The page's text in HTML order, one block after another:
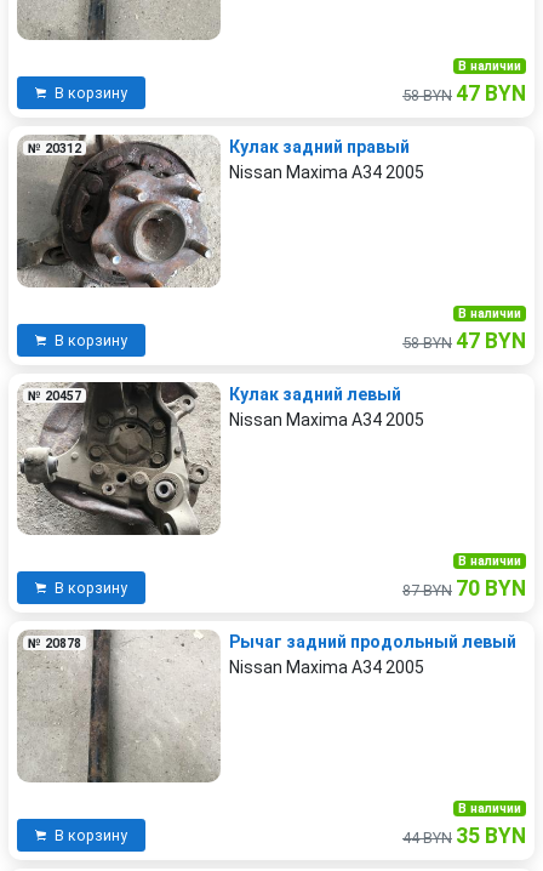
В корзину
В наличии
58 BYN 47 BYN
№ 20312
Кулак задний правый
Nissan Maxima A34 2005
В корзину
В наличии
58 BYN 47 BYN
№ 20457
Кулак задний левый
Nissan Maxima A34 2005
В корзину
В наличии
87 BYN 70 BYN
№ 20878
Рычаг задний продольный левый
Nissan Maxima A34 2005
В корзину
В наличии
44 BYN 35 BYN